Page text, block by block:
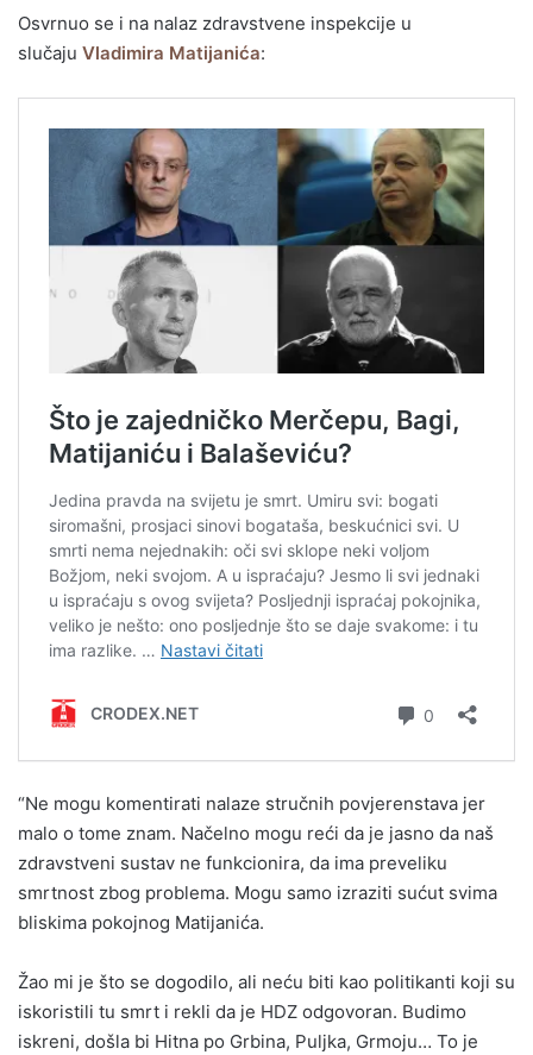
Osvrnuo se i na nalaz zdravstvene inspekcije u
slučaju Vladimira Matijanića:
“Ne mogu komentirati nalaze stručnih povjerenstava jer
malo o tome znam. Načelno mogu reći da je jasno da naš
zdravstveni sustav ne funkcionira, da ima preveliku
smrtnost zbog problema. Mogu samo izraziti sućut svima
bliskima pokojnog Matijanića.
Žao mi je što se dogodilo, ali neću biti kao politikanti koji su
iskoristili tu smrt i rekli da je HDZ odgovoran. Budimo
iskreni, došla bi Hitna po Grbina, Puljka, Grmoju… To je